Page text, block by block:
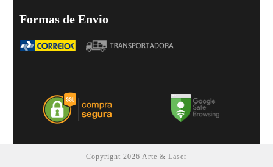
Formas de Envio
Copyright 2026 Arte & Laser